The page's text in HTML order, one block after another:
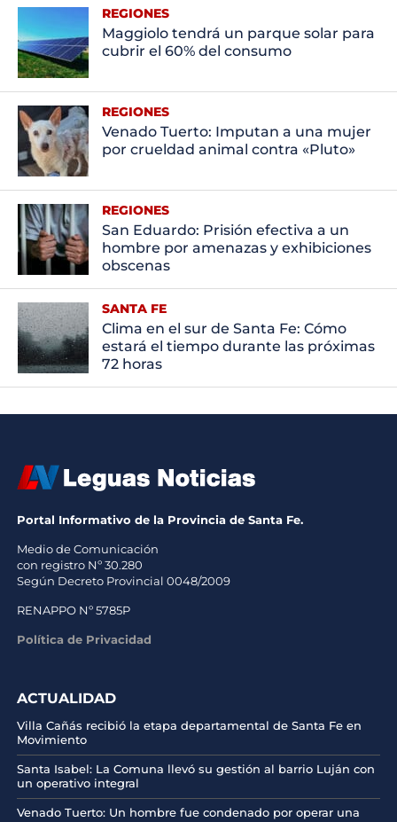
REGIONES
Maggiolo tendrá un parque solar para
cubrir el 60% del consumo
REGIONES
Venado Tuerto: Imputan a una mujer
por crueldad animal contra «Pluto»
REGIONES
San Eduardo: Prisión efectiva a un
hombre por amenazas y exhibiciones
obscenas
SANTA FE
Clima en el sur de Santa Fe: Cómo
estará el tiempo durante las próximas
72 horas
Portal Informativo de la Provincia de Santa Fe.
Medio de Comunicación
con registro Nº 30.280
Según Decreto Provincial 0048/2009
RENAPPO Nº 5785P
Política de Privacidad
ACTUALIDAD
Villa Cañás recibió la etapa departamental de Santa Fe en
Movimiento
Santa Isabel: La Comuna llevó su gestión al barrio Luján con
un operativo integral
Venado Tuerto: Un hombre fue condenado por operar una